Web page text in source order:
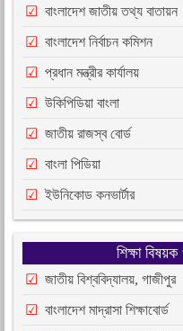
বাংলাদেশ জাতীয় তথ্য বাতায়ন
বাংলাদেশ নির্বাচন কমিশন
প্রধান মন্ত্রীর কার্যালয়
উকিপিডিয়া বাংলা
জাতীয় রাজস্ব বোর্ড
বাংলা পিডিয়া
ইউনিকোড কনভার্টার
শিক্ষা
জাতীয় বিশ্ববিদ্যালয়, গাজীপুর
বাংলাদেশ মাদ্রাসা শিক্ষাবোর্ড